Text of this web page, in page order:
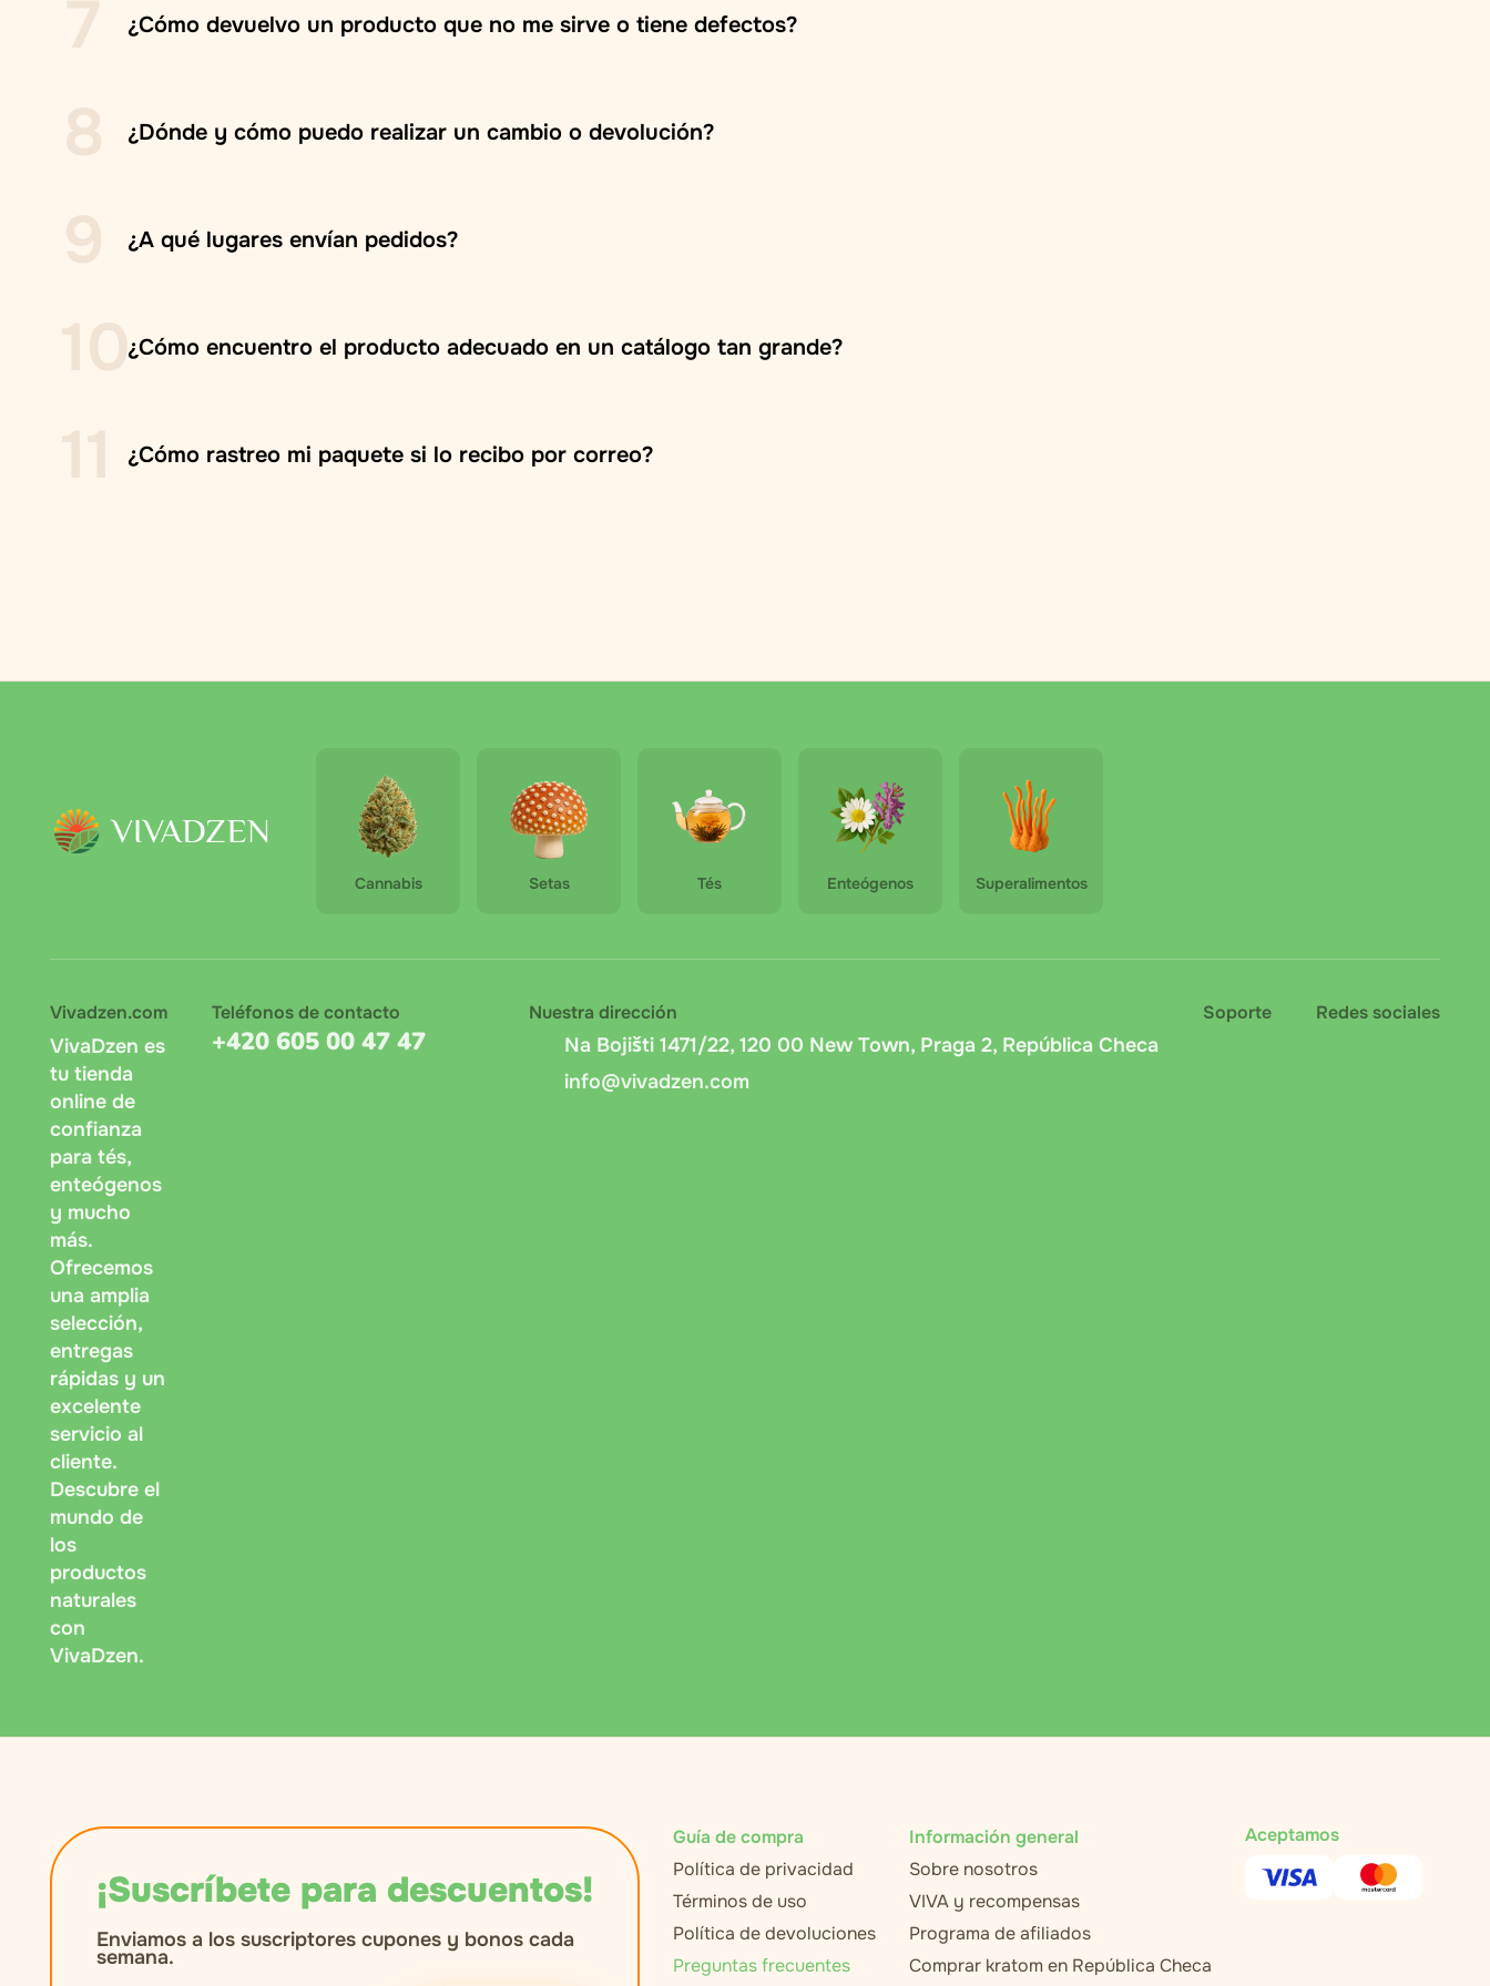
¿Cómo devuelvo un producto que no me sirve o tiene defectos?
¿Dónde y cómo puedo realizar un cambio o devolución?
¿A qué lugares envían pedidos?
10¿Cómo encuentro el producto adecuado en un catálogo tan grande?
Ingresa el nombre del producto, ingrediente o marca en el campo de búsqueda.
¿Cómo rastreo mi paquete si lo recibo por correo?
Cannabis Setas Tés Enteógenos Superalimentos
Vivadzen.com
VivaDzen es
tu tienda
online de
confianza
para tés,
enteógenos
y mucho
más.
Ofrecemos
una amplia
selección,
entregas
rápidas y un
excelente
servicio al
cliente.
Descubre el
mundo de
los
productos
naturales
con
VivaDzen.
Teléfonos de contacto
+420 605 00 47 47
Soporte Redes sociales
Nuestra dirección
Na Bojišti 1471/22, 120 00 New Town, Praga 2, República Checa
info@vivadzen.com
¡Suscríbete para descuentos!
Enviamos a los suscriptores cupones y bonos cada
semana.
Guía de compra
Política de privacidad
Términos de uso
Política de devoluciones
Preguntas frecuentes
Información general
Sobre nosotros
VIVA y recompensas
Programa de afiliados
Comprar kratom en República Checa
Aceptamos